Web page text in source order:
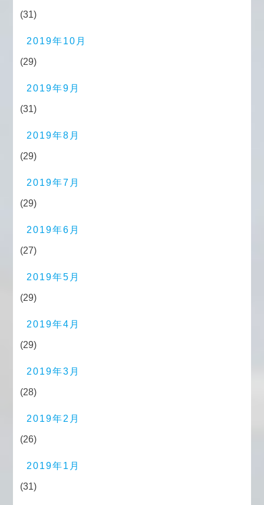
(31)
2019年10月
(29)
2019年9月
(31)
2019年8月
(29)
2019年7月
(29)
2019年6月
(27)
2019年5月
(29)
2019年4月
(29)
2019年3月
(28)
2019年2月
(26)
2019年1月
(31)